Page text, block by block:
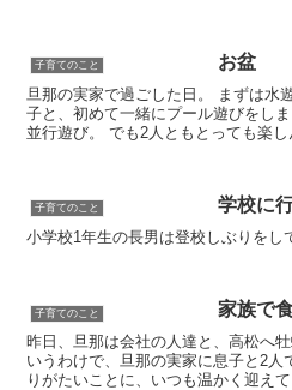
子育てのこと お盆
旦那の実家で過ごした日。 まずは水遊びをした息子。 同い年の姪っ
子と、初めて一緒にプール遊びをしました。 お互い干渉
並行遊び。 でも2人ともとっても楽しんでいましたo(^▽^)o 特に息子
子育てのこと 学校に
小学校1年生の長男は登校しぶりをし
子育てのこと 家族で
昨日、旦那は会社の人達と、高松へ牡
いうわけで、旦那の実家に息子と2人で遊
りがたいことに、いつも温かく迎えてくれます。 息